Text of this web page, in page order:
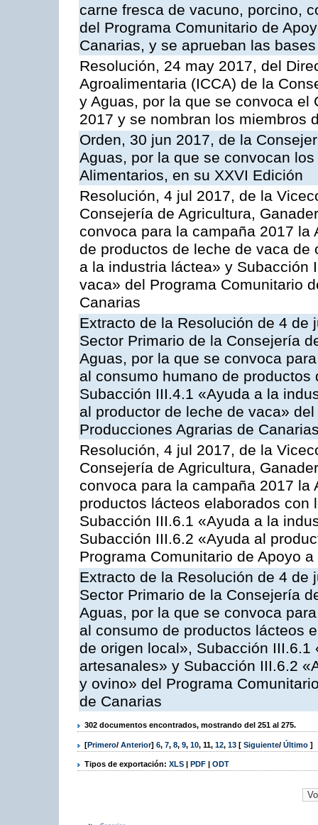
carne fresca de vacuno, porcino,
del Programa Comunitario de
Canarias, y se aprueban las
Resolución, 24 may 2017, del
Agroalimentaria (ICCA) de la
y Aguas, por la que se convoca el
2017 y se nombran los miembros
Orden, 30 jun 2017, de la
Aguas, por la que se convocan
Alimentarios, en su XXVI Edición
Resolución, 4 jul 2017, de la
Consejería de Agricultura,
convoca para la campaña 2017
de productos de leche de vaca
a la industria láctea» y Subacción
vaca» del Programa Comunitario
Canarias
Extracto de la Resolución de 4
Sector Primario de la Consejería
Aguas, por la que se convoca
al consumo humano de
Subacción III.4.1 «Ayuda a la
al productor de leche de vaca»
Producciones Agrarias de
Resolución, 4 jul 2017, de la
Consejería de Agricultura,
convoca para la campaña 2017
productos lácteos elaborados
Subacción III.6.1 «Ayuda a la
Subacción III.6.2 «Ayuda al
Programa Comunitario de Apoyo
Extracto de la Resolución de 4
Sector Primario de la Consejería
Aguas, por la que se convoca
al consumo de productos lácteos
de origen local», Subacción
artesanales» y Subacción III.6.2
y ovino» del Programa
de Canarias
302 documentos encontrados, mostrando del 251 al 275.
[Primero/ Anterior] 6, 7, 8, 9, 10, 11, 12, 13 [ Siguiente/ Último ]
Tipos de exportación: XLS | PDF | ODT